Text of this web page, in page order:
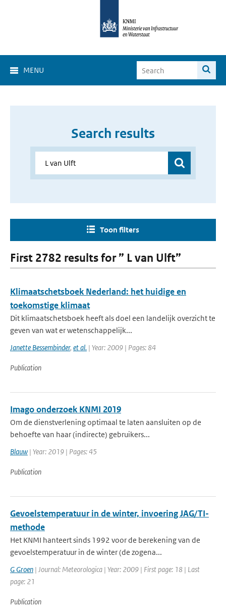
MENU
Search results
Toon filters
First 2782 results for ” L van Ulft”
Klimaatschetsboek Nederland: het huidige en
toekomstige klimaat
Dit klimaatschetsboek heeft als doel een landelijk overzicht te
geven van wat er wetenschappelijk...
Janette Bessembinder, et al. | Year: 2009 | Pages: 84
Publication
Imago onderzoek KNMI 2019
Om de dienstverlening optimaal te laten aansluiten op de
behoefte van haar (indirecte) gebruikers...
Blauw | Year: 2019 | Pages: 45
Publication
Gevoelstemperatuur in de winter, invoering JAG/TI-
methode
Het KNMI hanteert sinds 1992 voor de berekening van de
gevoelstemperatuur in de winter (de zogena...
G Groen | Journal: Meteorologica | Year: 2009 | First page: 18 | Last
page: 21
Publication